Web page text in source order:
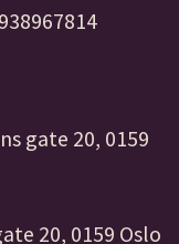
gate 20, 0159
20, 0159 Oslo